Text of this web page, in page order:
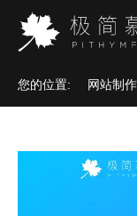
您的位置: 网站制作